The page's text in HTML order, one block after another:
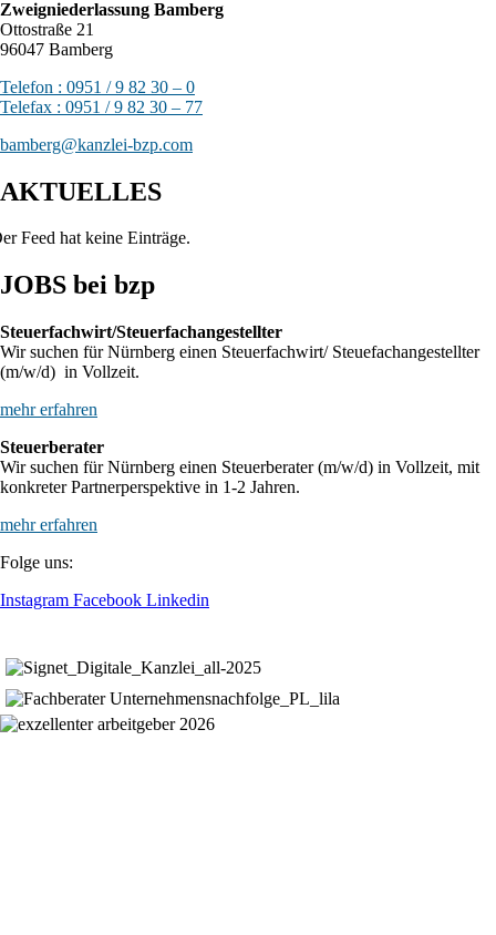
Zweigniederlassung Bamberg
Ottostraße 21
96047 Bamberg
Telefon : 0951 / 9 82 30 – 0
Telefax : 0951 / 9 82 30 – 77
bamberg@kanzlei-bzp.com
AKTUELLES
Feed hat keine Einträge.
JOBS bei bzp
Steuerfachwirt/Steuerfachangestellter
Wir suchen für Nürnberg einen Steuerfachwirt/ Steuefachangestellter
(m/w/d) in Vollzeit.
mehr erfahren
Steuerberater
Wir suchen für Nürnberg einen Steuerberater (m/w/d) in Vollzeit, mit
konkreter Partnerperspektive in 1-2 Jahren.
mehr erfahren
Folge uns:
Instagram Facebook Linkedin